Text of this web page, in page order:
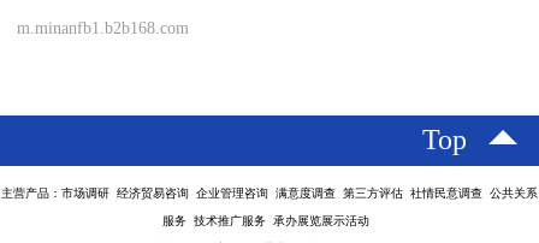
m.minanfb1.b2b168.com
Top
主营产品：市场调研 经济贸易咨询 企业管理咨询 满意度调查 第三方评估 社情民意调查 公共关系
服务 技术推广服务 承办展览展示活动